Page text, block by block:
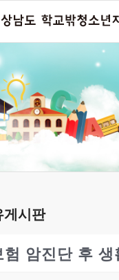
게시판
험 암진단 후